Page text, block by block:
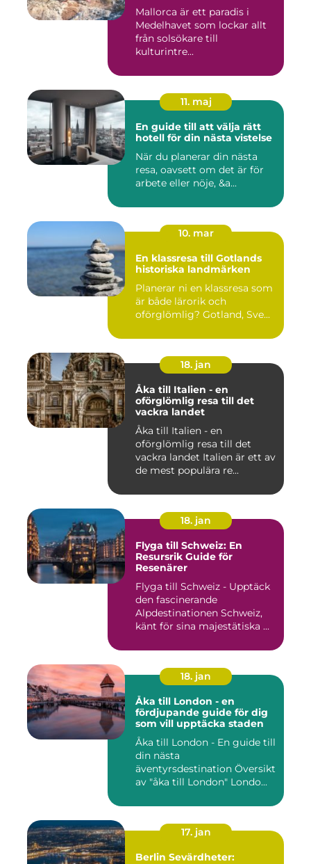
Mallorca är ett paradis i
Medelhavet som lockar allt
från solsökare till
kulturintre...
11. maj
En guide till att välja rätt
hotell för din nästa vistelse
När du planerar din nästa
resa, oavsett om det är för
arbete eller nöje, &a...
10. mar
En klassresa till Gotlands
historiska landmärken
Planerar ni en klassresa som
är både lärorik och
oförglömlig? Gotland, Sve...
18. jan
Åka till Italien - en
oförglömlig resa till det
vackra landet
Åka till Italien - en
oförglömlig resa till det
vackra landet Italien är ett av
de mest populära re...
18. jan
Flyga till Schweiz: En
Resursrik Guide för
Resenärer
Flyga till Schweiz - Upptäck
den fascinerande
Alpdestinationen Schweiz,
känt för sina majestätiska ...
18. jan
Åka till London - en
fördjupande guide för dig
som vill upptäcka staden
Åka till London - En guide till
din nästa
äventyrsdestination Översikt
av "åka till London" Londo...
17. jan
Berlin Sevärdheter: